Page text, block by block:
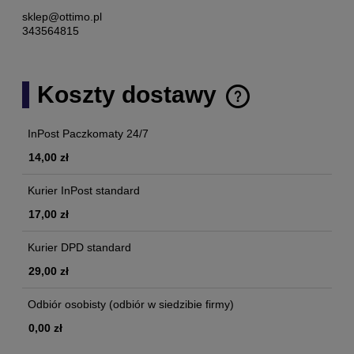
sklep@ottimo.pl
343564815
Koszty dostawy
Cena nie zawiera ewentualnych kosztów płatności
InPost Paczkomaty 24/7
14,00 zł
Kurier InPost standard
17,00 zł
Kurier DPD standard
29,00 zł
Odbiór osobisty (odbiór w siedzibie firmy)
0,00 zł